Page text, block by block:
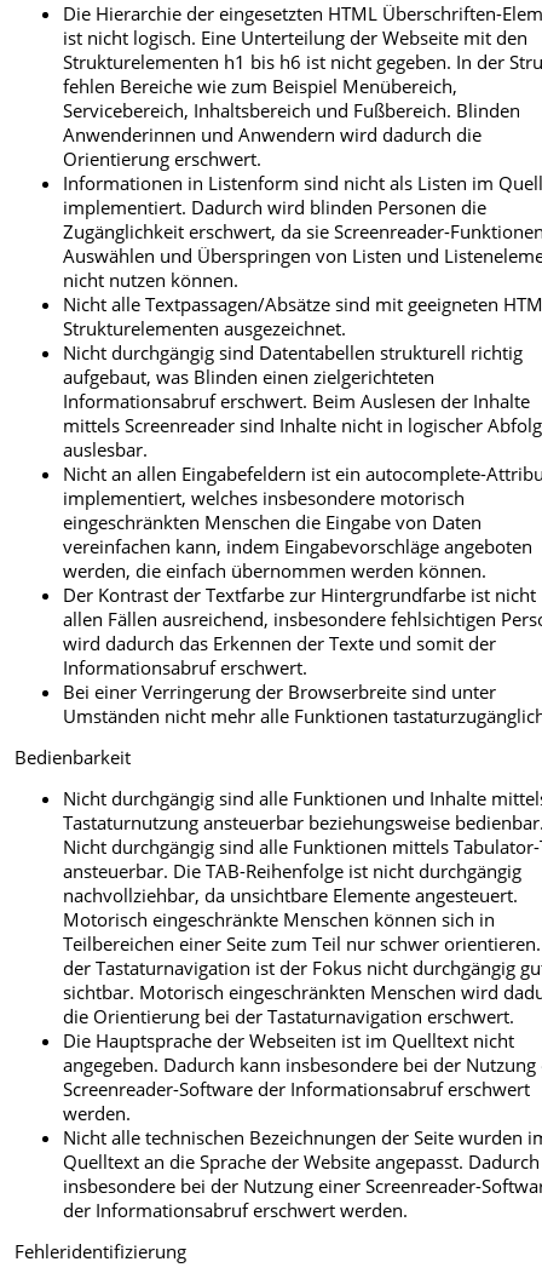
Die Hierarchie der eingesetzten HTML Überschriften-
ist nicht logisch. Eine Unterteilung der Webseite mit den
Strukturelementen h1 bis h6 ist nicht gegeben. In der
fehlen Bereiche wie zum Beispiel Menübereich,
Servicebereich, Inhaltsbereich und Fußbereich. Blinden
Anwenderinnen und Anwendern wird dadurch die
Orientierung erschwert.
Informationen in Listenform sind nicht als Listen im
implementiert. Dadurch wird blinden Personen die
Zugänglichkeit erschwert, da sie Screenreader-
Auswählen und Überspringen von Listen und
nicht nutzen können.
Nicht alle Textpassagen/Absätze sind mit geeigneten
Strukturelementen ausgezeichnet.
Nicht durchgängig sind Datentabellen strukturell richtig
aufgebaut, was Blinden einen zielgerichteten
Informationsabruf erschwert. Beim Auslesen der Inhalte
mittels Screenreader sind Inhalte nicht in logischer
auslesbar.
Nicht an allen Eingabefeldern ist ein autocomplete-
implementiert, welches insbesondere motorisch
eingeschränkten Menschen die Eingabe von Daten
vereinfachen kann, indem Eingabevorschläge angeboten
werden, die einfach übernommen werden können.
Der Kontrast der Textfarbe zur Hintergrundfarbe ist nicht
allen Fällen ausreichend, insbesondere fehlsichtigen
wird dadurch das Erkennen der Texte und somit der
Informationsabruf erschwert.
Bei einer Verringerung der Browserbreite sind unter
Umständen nicht mehr alle Funktionen
Bedienbarkeit
Nicht durchgängig sind alle Funktionen und Inhalte
Tastaturnutzung ansteuerbar beziehungsweise
Nicht durchgängig sind alle Funktionen mittels Tabulator-
ansteuerbar. Die TAB-Reihenfolge ist nicht durchgängig
nachvollziehbar, da unsichtbare Elemente angesteuert.
Motorisch eingeschränkte Menschen können sich in
Teilbereichen einer Seite zum Teil nur schwer
der Tastaturnavigation ist der Fokus nicht durchgängig
sichtbar. Motorisch eingeschränkten Menschen wird
die Orientierung bei der Tastaturnavigation erschwert.
Die Hauptsprache der Webseiten ist im Quelltext nicht
angegeben. Dadurch kann insbesondere bei der Nutzung
Screenreader-Software der Informationsabruf erschwert
werden.
Nicht alle technischen Bezeichnungen der Seite wurden
Quelltext an die Sprache der Website angepasst.
insbesondere bei der Nutzung einer Screenreader-
der Informationsabruf erschwert werden.
Fehleridentifizierung